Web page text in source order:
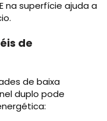
na superfície ajuda a
de
de baixa
duplo pode